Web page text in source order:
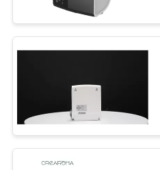
DEMANDEZ
UNE
DU
SITE